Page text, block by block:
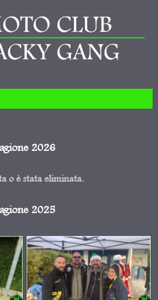
Salta al contenuto
2026
o è stata eliminata.
2025